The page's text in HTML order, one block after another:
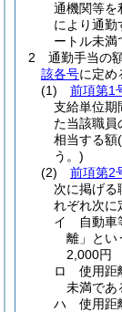
通機関等を
により通勤
ートル未満
2
通勤手当の額
該各号に定め
(1)
前項第1
支給単位期
た当該職員
相当する額
う。)
(2)
前項第2
次に掲げる
れぞれ次に
イ
自動車
離」とい
2,000円
ロ
使用距
未満で
ハ
使用距